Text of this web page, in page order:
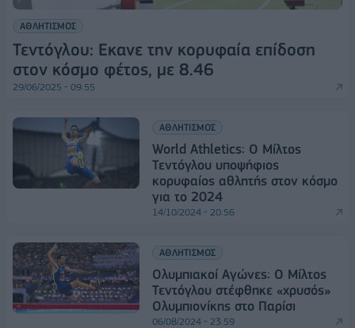
ΑΘΛΗΤΙΣΜΟΣ
Τεντόγλου: Εκανε την κορυφαία επίδοση
στον κόσμο φέτος, με 8.46
29/06/2025 - 09:55
ΑΘΛΗΤΙΣΜΟΣ
World Athletics: Ο Μίλτος
Τεντόγλου υποψήφιος
κορυφαίος αθλητής στον κόσμο
για το 2024
14/10/2024 - 20:56
ΑΘΛΗΤΙΣΜΟΣ
Ολυμπιακοί Αγώνες: Ο Μίλτος
Τεντόγλου στέφθηκε «χρυσός»
Ολυμπιονίκης στο Παρίσι
06/08/2024 - 23:59